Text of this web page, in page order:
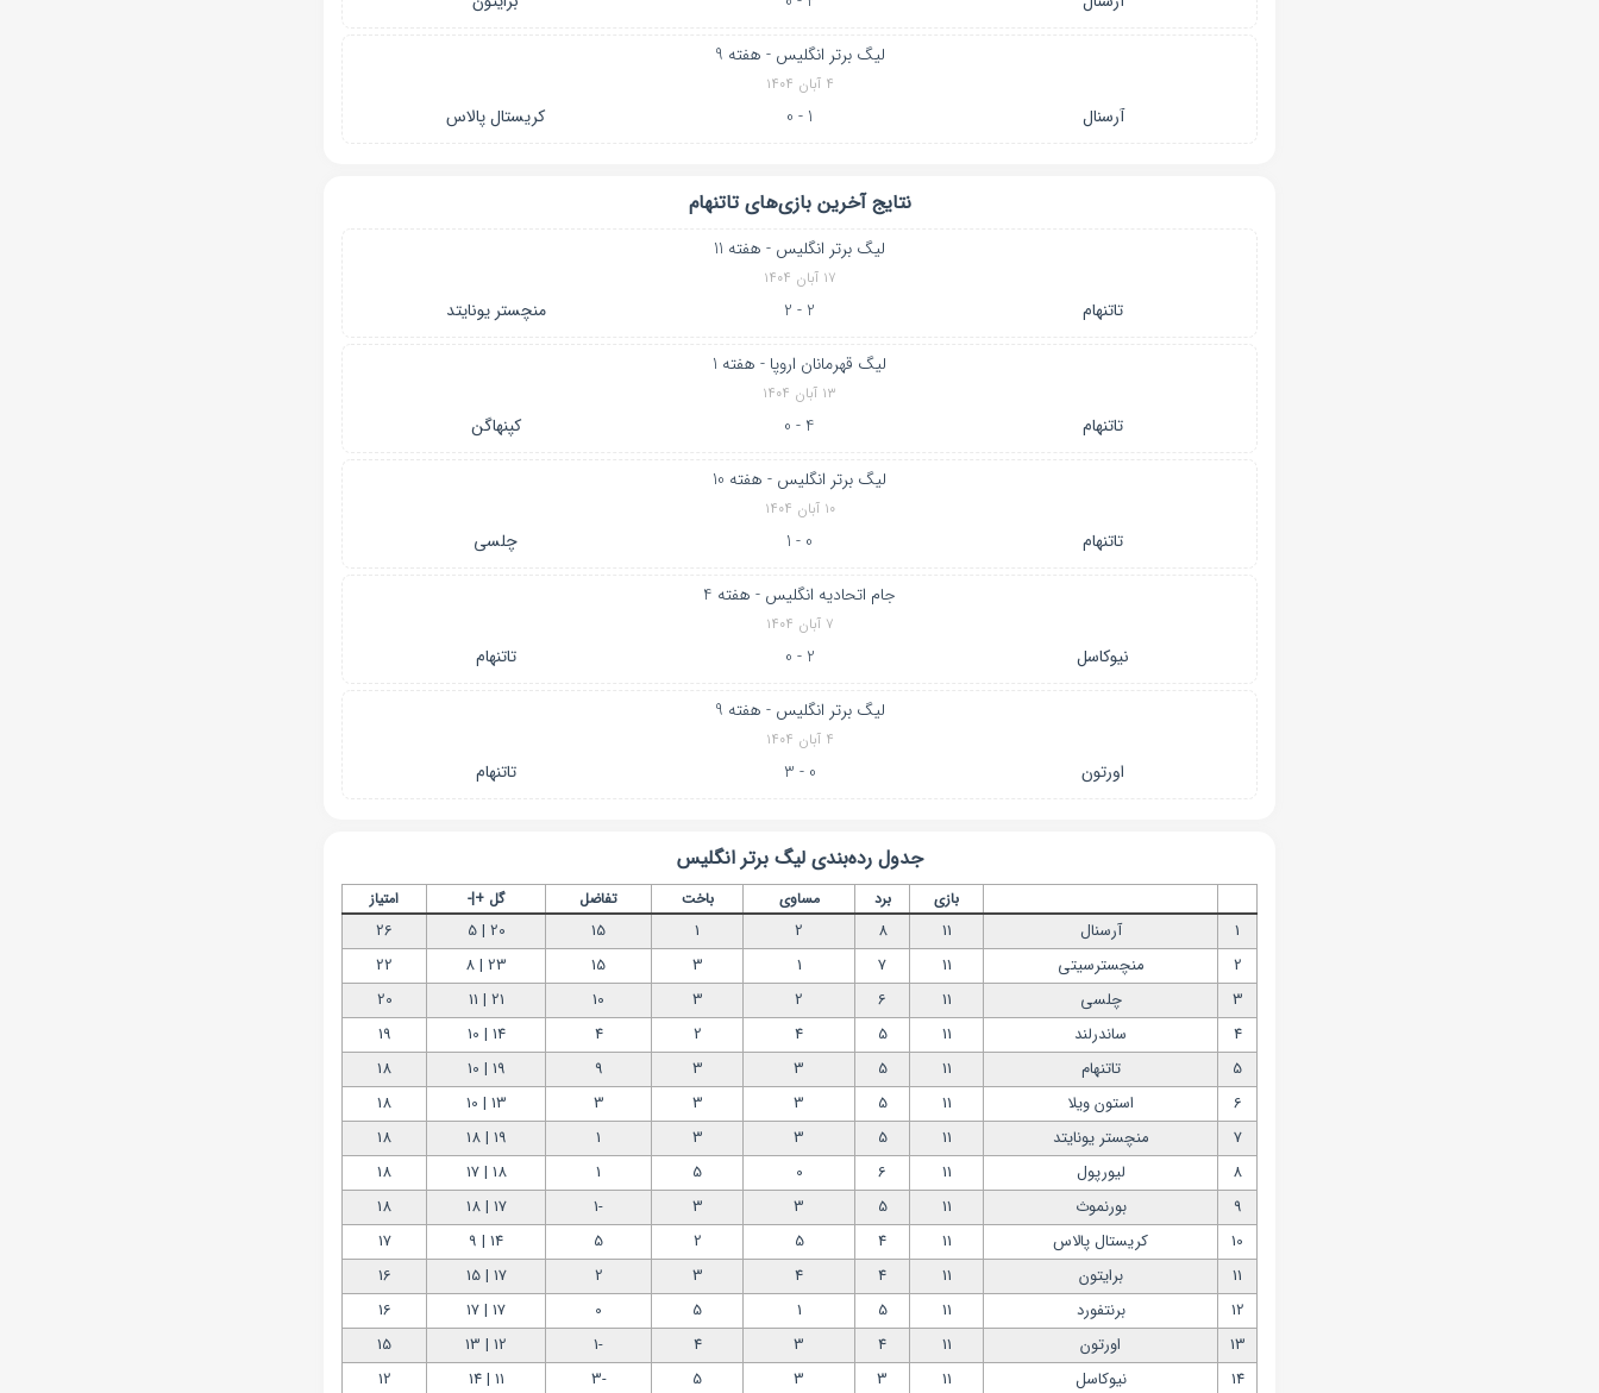
لیگ برتر انگلیس - هفته 9
۴ آبان ۱۴۰۴
آرسنال 1 - 0 کریستال پالاس
نتایج آخرین بازی‌های تاتنهام
لیگ برتر انگلیس - هفته 11
۱۷ آبان ۱۴۰۴
تاتنهام 2 - 2 منچستر یونایتد
لیگ قهرمانان اروپا - هفته 1
۱۳ آبان ۱۴۰۴
تاتنهام 4 - 0 کپنهاگن
لیگ برتر انگلیس - هفته 10
۱۰ آبان ۱۴۰۴
تاتنهام 0 - 1 چلسی
جام اتحادیه انگلیس - هفته 4
۷ آبان ۱۴۰۴
نیوکاسل 2 - 0 تاتنهام
لیگ برتر انگلیس - هفته 9
۴ آبان ۱۴۰۴
اورتون 0 - 3 تاتنهام
جدول رده‌بندیلیگ برتر انگلیس
بازی برد مساوی باخت تفاضل گل +|- امتیاز
1 آرسنال 11
8
2
1
15
20 | 5
26
2
منچسترسیتی 11
7
1
3
15
23 | 8
22
3
چلسی 11
6
2
3
10
21 | 11
20
4
ساندرلند 11
5
4
2
4
14 | 10
19
5
تاتنهام 11
5
3
3
9
19 | 10
18
6
استون ویلا 11
5
3
3
3
13 | 10
18
7
منچستر یونایتد 11
5
3
3
1
19 | 18
18
8
لیورپول 11
6
0
5
1
18 | 17
18
9
بورنموث 11
5
3
3
-1
17 | 18
18
10
کریستال پالاس 11
4
5
2
5
14 | 9
17
11
برایتون 11
4
4
3
2
17 | 15
16
12
برنتفورد 11
5
1
5
0
17 | 17
16
13
اورتون 11
4
3
4
-1
12 | 13
15
14
نیوکاسل 11
3
3
5
-3
11 | 14
12